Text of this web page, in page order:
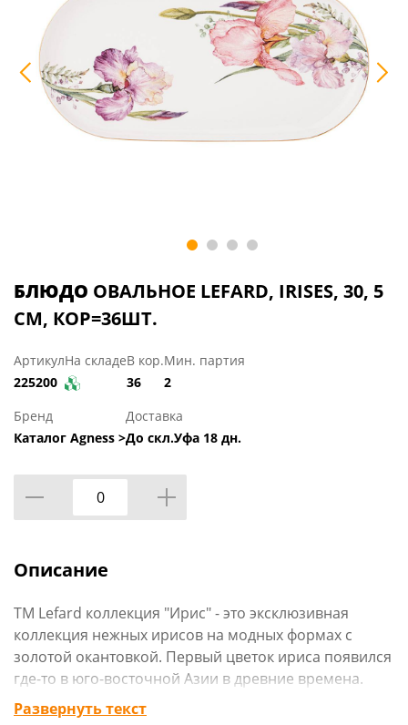
БЛЮДО ОВАЛЬНОЕ LEFARD, IRISES, 30, 5
СМ, КОР=36ШТ.
Артикул
225200
На складеВ кор.
36
Мин. партия
2
Бренд
Каталог Agness >
Доставка
До скл.Уфа 18 дн.
Описание
TM Lefard коллекция "Ирис" - это эксклюзивная
коллекция нежных ирисов на модных формах с
золотой окантовкой. Первый цветок ириса появился
где-то в юго-восточной Азии в древние времена.
Ирис был так красив, что им любовались и звери, и
Развернуть текст